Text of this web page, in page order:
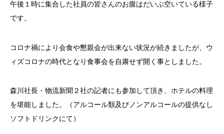
午後１時に集合した社員の皆さんのお腹はだいぶ空いている様子
です。
コロナ禍により会食や懇親会が出来ない状況が続きましたが、ウ
ィズコロナの時代となり食事会を自粛せず開く事としました。
森川社長・物流新聞２社の記者にも参加して頂き、ホテルの料理
を堪能しました。（アルコール類及びノンアルコールの提供なし
ソフトドリンクにて）